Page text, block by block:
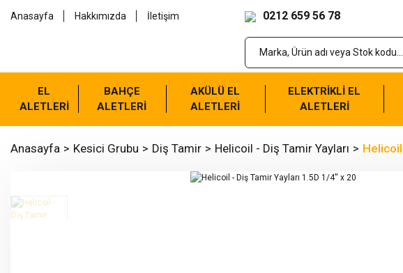
Anasayfa Hakkımızda İletişim 0212 659 56 78
EL
ALETLERİ
BAHÇE
ALETLERİ
AKÜLÜ EL
ALETLERİ
ELEKTRİKLİ EL
ALETLERİ
Anasayfa Kesici Grubu Diş Tamir Helicoil - Diş Tamir Yayları